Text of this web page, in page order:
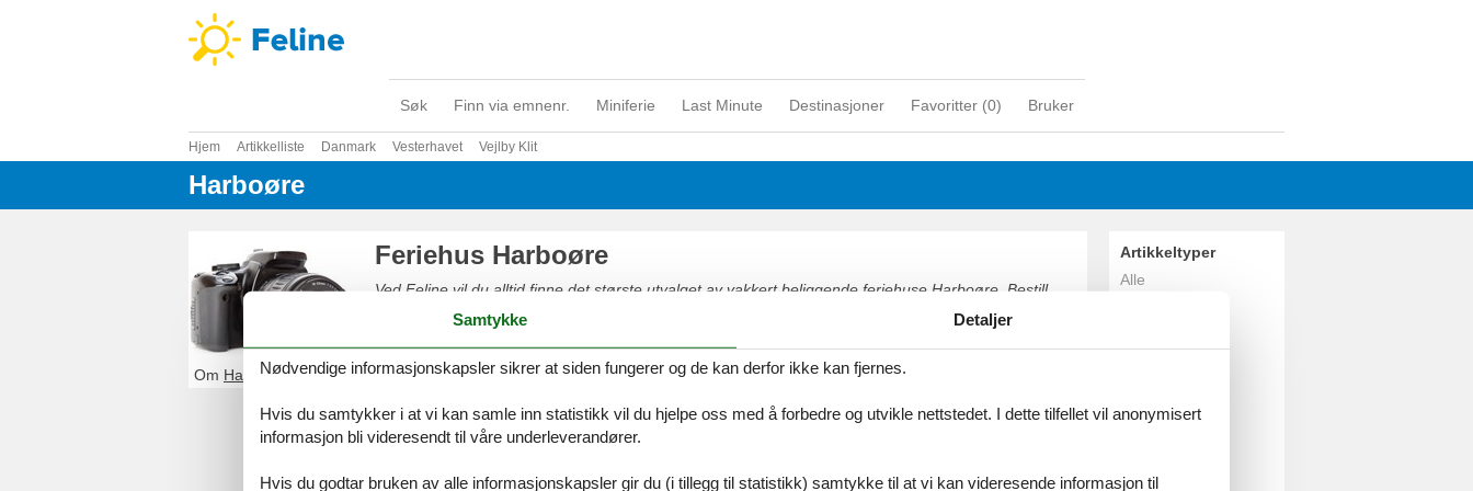
Søk Finn via emnenr. Miniferie Last Minute Destinasjoner Favoritter (0) Bruker
Hjem Artikkelliste Danmark Vesterhavet Vejlby Klit
Harboøre
Feriehus Harboøre
Ved Feline vil du alltid finne det største utvalget av vakkert beliggende feriehuse Harboøre. Bestill
enkelt og sikkert på nettet eller kontakt oss, hvis du har spørsmål.
Om Harboøre
Artikkeltyper
Alle
Danmark
Harboøre
Samtykke Detaljer
Nødvendige informasjonskapsler sikrer at siden fungerer og de kan derfor ikke kan fjernes.
Hvis du samtykker i at vi kan samle inn statistikk vil du hjelpe oss med å forbedre og utvikle nettstedet. I dette tilfellet vil anonymisert
informasjon bli videresendt til våre underleverandører.
Hvis du godtar bruken av alle informasjonskapsler gir du (i tillegg til statistikk) samtykke til at vi kan videresende informasjon til